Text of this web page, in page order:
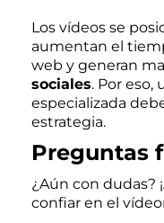
Los vídeos se
aumentan el
web y generan
sociales. Por eso,
especializada
estrategia.
Preguntas
¿Aún con dudas?
confiar en el